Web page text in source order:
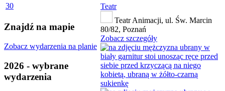
30
Znajdź na mapie
Zobacz wydarzenia na planie
2026 - wybrane
wydarzenia
Teatr
Teatr Animacji, ul. Św. Marcin
80/82, Poznań
Zobacz szczegóły